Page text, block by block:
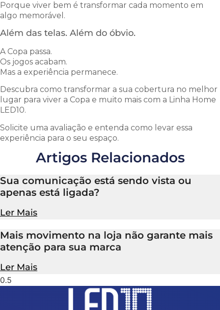
Porque viver bem é transformar cada momento em
algo memorável.
Além das telas. Além do óbvio.
A Copa passa.
Os jogos acabam.
Mas a experiência permanece.
Descubra como transformar a sua cobertura no melhor
lugar para viver a Copa e muito mais com a Linha Home
LED10.
Solicite uma avaliação e entenda como levar essa
experiência para o seu espaço.
Artigos Relacionados
Sua comunicação está sendo vista ou
apenas está ligada?
Ler Mais
Mais movimento na loja não garante mais
atenção para sua marca
Ler Mais